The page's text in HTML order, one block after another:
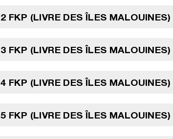
2 FKP (LIVRE DES ÎLES MALOUINES)
3 FKP (LIVRE DES ÎLES MALOUINES)
4 FKP (LIVRE DES ÎLES MALOUINES)
5 FKP (LIVRE DES ÎLES MALOUINES)